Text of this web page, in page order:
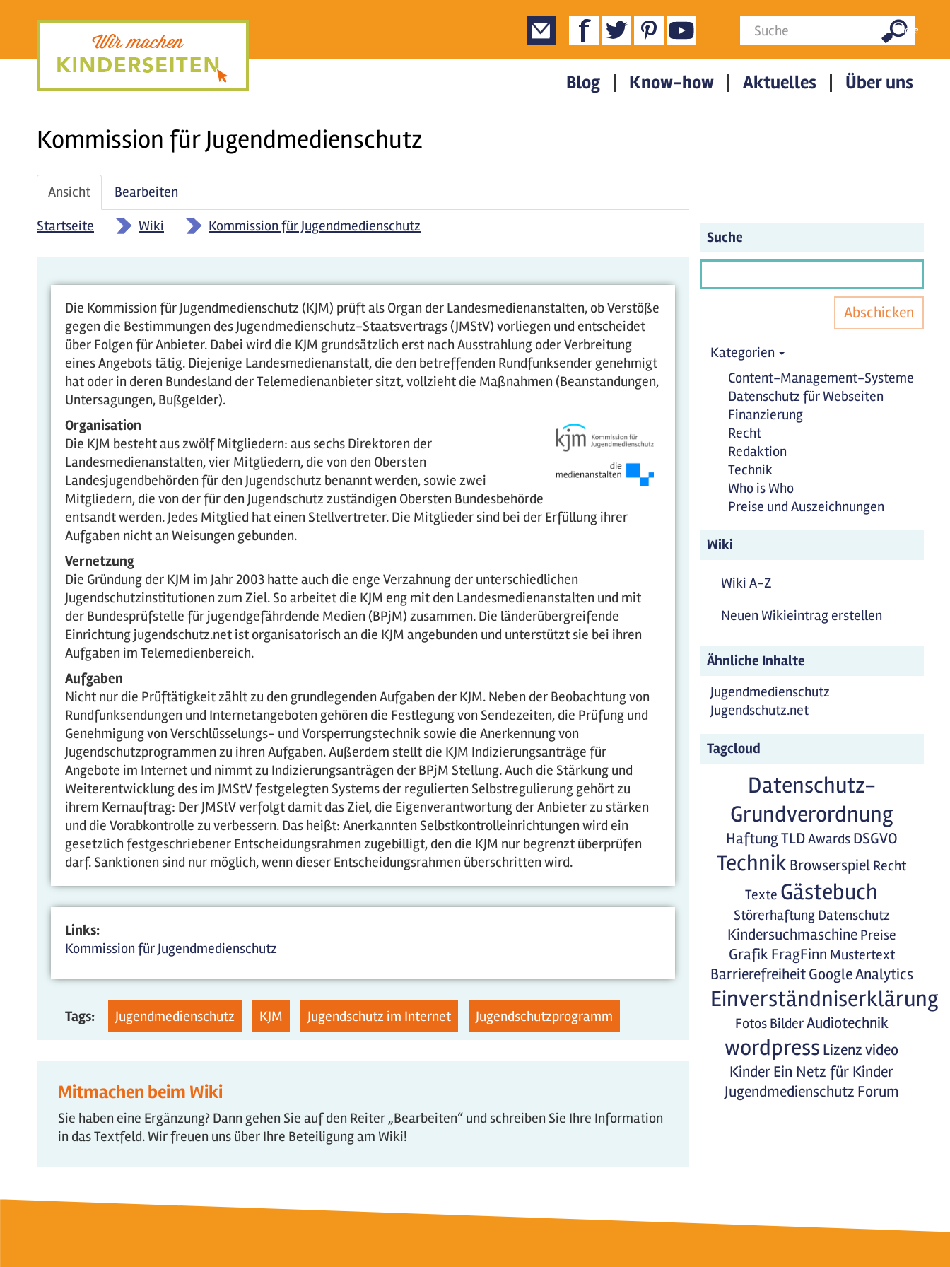
Suchformular Suche
Blog Know-how Aktuelles Über uns
Kommission für Jugendmedienschutz
Haupt-
Reiter
Ansicht (aktiver
Reiter)
Bearbeiten
Startseite
» Wiki » Kommission für Jugendmedienschutz
Die Kommission für Jugendmedienschutz (KJM) prüft als Organ der Landesmedienanstalten, ob Verstöße
gegen die Bestimmungen des Jugendmedienschutz-Staatsvertrags (JMStV) vorliegen und entscheidet
über Folgen für Anbieter. Dabei wird die KJM grundsätzlich erst nach Ausstrahlung oder Verbreitung
eines Angebots tätig. Diejenige Landesmedienanstalt, die den betreffenden Rundfunksender genehmigt
hat oder in deren Bundesland der Telemedienanbieter sitzt, vollzieht die Maßnahmen (Beanstandungen,
Untersagungen, Bußgelder).
Organisation
Die KJM besteht aus zwölf Mitgliedern: aus sechs Direktoren der
Landesmedienanstalten, vier Mitgliedern, die von den Obersten
Landesjugendbehörden für den Jugendschutz benannt werden, sowie zwei
Mitgliedern, die von der für den Jugendschutz zuständigen Obersten Bundesbehörde
entsandt werden. Jedes Mitglied hat einen Stellvertreter. Die Mitglieder sind bei der Erfüllung ihrer
Aufgaben nicht an Weisungen gebunden.
Vernetzung
Die Gründung der KJM im Jahr 2003 hatte auch die enge Verzahnung der unterschiedlichen
Jugendschutzinstitutionen zum Ziel. So arbeitet die KJM eng mit den Landesmedienanstalten und mit
der Bundesprüfstelle für jugendgefährdende Medien (BPjM) zusammen. Die länderübergreifende
Einrichtung jugendschutz.net ist organisatorisch an die KJM angebunden und unterstützt sie bei ihren
Aufgaben im Telemedienbereich.
Aufgaben
Nicht nur die Prüftätigkeit zählt zu den grundlegenden Aufgaben der KJM. Neben der Beobachtung von
Rundfunksendungen und Internetangeboten gehören die Festlegung von Sendezeiten, die Prüfung und
Genehmigung von Verschlüsselungs- und Vorsperrungstechnik sowie die Anerkennung von
Jugendschutzprogrammen zu ihren Aufgaben. Außerdem stellt die KJM Indizierungsanträge für
Angebote im Internet und nimmt zu Indizierungsanträgen der BPjM Stellung. Auch die Stärkung und
Weiterentwicklung des im JMStV festgelegten Systems der regulierten Selbstregulierung gehört zu
ihrem Kernauftrag: Der JMStV verfolgt damit das Ziel, die Eigenverantwortung der Anbieter zu stärken
und die Vorabkontrolle zu verbessern. Das heißt: Anerkannten Selbstkontrolleinrichtungen wird ein
gesetzlich festgeschriebener Entscheidungsrahmen zugebilligt, den die KJM nur begrenzt überprüfen
darf. Sanktionen sind nur möglich, wenn dieser Entscheidungsrahmen überschritten wird.
Links:
Kommission für Jugendmedienschutz
Tags: Jugendmedienschutz KJM Jugendschutz im Internet Jugendschutzprogramm
Mitmachen beim Wiki
Sie haben eine Ergänzung? Dann gehen Sie auf den Reiter „Bearbeiten“ und schreiben Sie Ihre Information
in das Textfeld. Wir freuen uns über Ihre Beteiligung am Wiki!
Suche
Abschicken
Kategorien
Content-Management-Systeme
Datenschutz für Webseiten
Finanzierung
Recht
Redaktion
Technik
Who is Who
Preise und Auszeichnungen
Wiki
Wiki A-Z
Neuen Wikieintrag erstellen
Ähnliche Inhalte
Jugendmedienschutz
Jugendschutz.net
Tagcloud
Datenschutz-
Grundverordnung
HaftungTLDAwards DSGVO
TechnikBrowserspiel Recht
Texte Gästebuch
Störerhaftung Datenschutz
Kindersuchmaschine Preise
Grafik FragFinn Mustertext
Barrierefreiheit Google Analytics
Einverständniserklärung
Fotos BilderAudiotechnik
wordpress Lizenz video
KinderEin Netz für Kinder
Jugendmedienschutz Forum